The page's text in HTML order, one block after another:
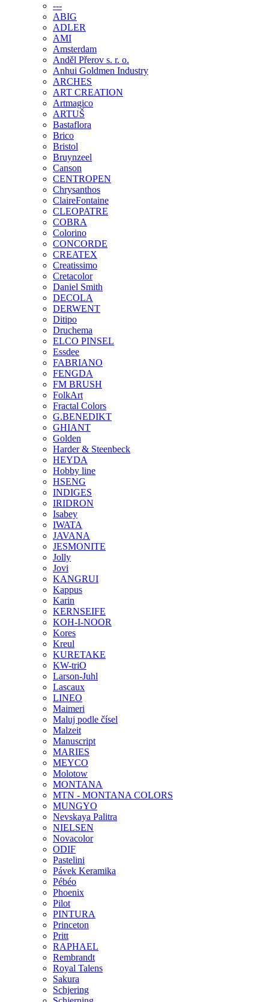
---
ABIG
ADLER
AMI
Amsterdam
Anděl Přerov s. r. o.
Anhui Goldmen Industry
ARCHES
ART CREATION
Artmagico
ARTUŠ
Bastaflora
Brico
Bristol
Bruynzeel
Canson
CENTROPEN
Chrysanthos
ClaireFontaine
CLEOPATRE
COBRA
Colorino
CONCORDE
CREATEX
Creatissimo
Cretacolor
Daniel Smith
DECOLA
DERWENT
Ditipo
Druchema
ELCO PINSEL
Essdee
FABRIANO
FENGDA
FM BRUSH
FolkArt
Fractal Colors
G.BENEDIKT
GHIANT
Golden
Harder & Steenbeck
HEYDA
Hobby line
HSENG
INDIGES
IRIDRON
Isabey
IWATA
JAVANA
JESMONITE
Jolly
Jovi
KANGRUI
Kappus
Karin
KERNSEIFE
KOH-I-NOOR
Kores
Kreul
KURETAKE
KW-triO
Larson-Juhl
Lascaux
LINEO
Maimeri
Maluj podle čísel
Malzeit
Manuscript
MARIES
MEYCO
Molotow
MONTANA
MTN - MONTANA COLORS
MUNGYO
Nevskaya Palitra
NIELSEN
Novacolor
ODIF
Pastelini
Pávek Keramika
Pébéo
Phoenix
Pilot
PINTURA
Princeton
Pritt
RAPHAEL
Rembrandt
Royal Talens
Sakura
Schjering